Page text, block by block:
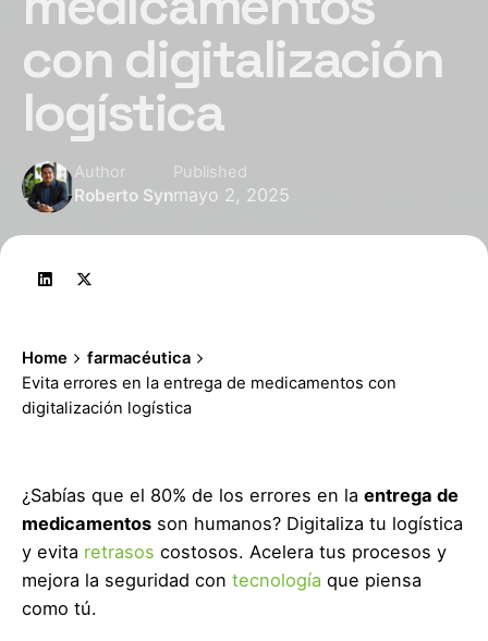
con digitalización
logística
Author
Roberto Syn
Published
mayo 2, 2025
Home
farmacéutica
Evita errores en la entrega de medicamentos con
digitalización logística
¿Sabías que el 80% de los errores en la entrega de
medicamentos son humanos? Digitaliza tu logística
y evita retrasos costosos. Acelera tus procesos y
mejora la seguridad con tecnología que piensa
como tú.